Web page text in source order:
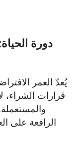
دورة
يُعدّ العمر
قرارات الشراء،
الرافعة على